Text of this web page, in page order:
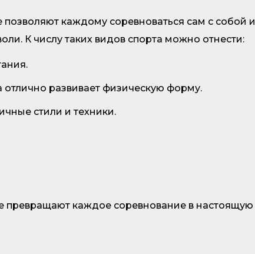
каждому соревноваться сам с собой и
К числу таких видов спорта можно отнести:
развивает физическую форму.
стили и техники.
каждое соревнование в настоящую